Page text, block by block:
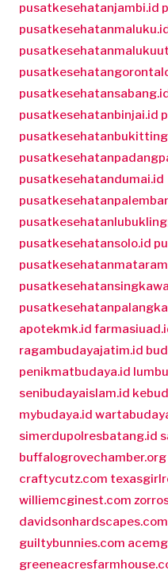
pusatkesehatanjambi.id
pusatkesehatanbinjai.id
pusatkesehatandumai.id
pusatkesehatansolo.id
apotekmk.id
ragambudayajatim.id
penikmatbudaya.id
senibudayaislam.id
mybudaya.id
simerdupolresbatang.id
buffalogrovechamber.org
craftycutz.com
williemcginest.com
davidsonhardscapes.com
guiltybunnies.com